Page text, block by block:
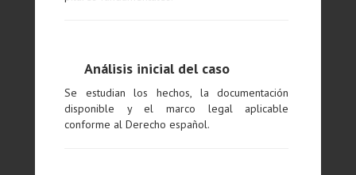
Análisis inicial del caso
Se estudian los hechos, la documentación
disponible y el marco legal aplicable
conforme al Derecho español.